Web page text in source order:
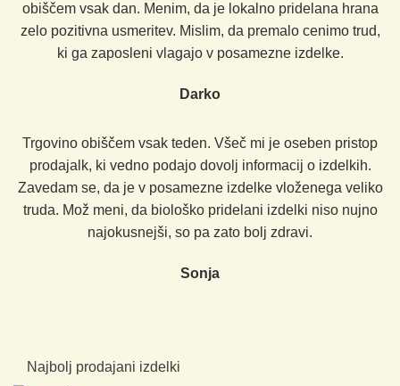
obiščem vsak dan. Menim, da je lokalno pridelana hrana
zelo pozitivna usmeritev. Mislim, da premalo cenimo trud,
ki ga zaposleni vlagajo v posamezne izdelke.
Darko
Trgovino obiščem vsak teden. Všeč mi je oseben pristop
prodajalk, ki vedno podajo dovolj informacij o izdelkih.
Zavedam se, da je v posamezne izdelke vloženega veliko
truda. Mož meni, da biološko pridelani izdelki niso nujno
najokusnejši, so pa zato bolj zdravi.
Sonja
Najbolj prodajani izdelki